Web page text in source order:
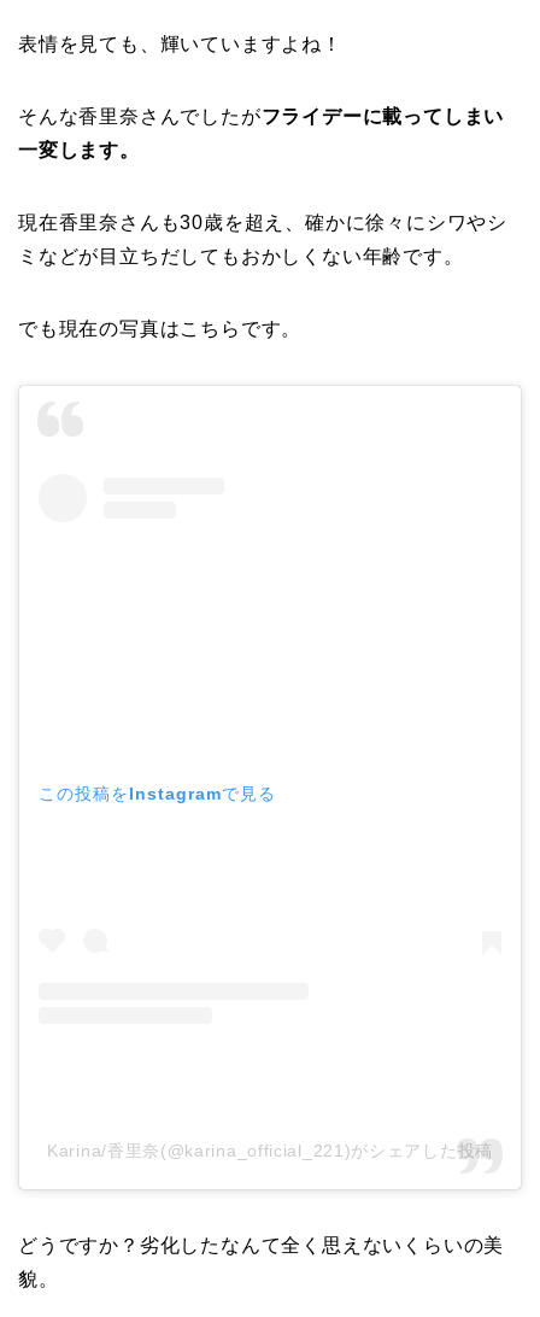
表情を見ても、輝いていますよね！
そんな香里奈さんでしたがフライデーに載ってしまい
一変します。
現在香里奈さんも30歳を超え、確かに徐々にシワやシ
ミなどが目立ちだしてもおかしくない年齢です。
でも現在の写真はこちらです。
この投稿をInstagramで見る
Karina/香里奈(@karina_official_221)がシェアした投稿
どうですか？劣化したなんて全く思えないくらいの美
貌。